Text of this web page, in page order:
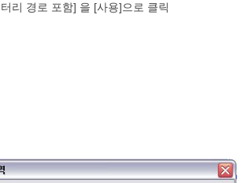
리 경로 포함] 을 [사용]으로 클릭